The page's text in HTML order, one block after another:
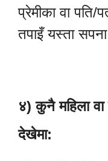
प्रेमीका वा पति/
तपाइँ यस्ता
४) कुनै महिला
देखेमा: